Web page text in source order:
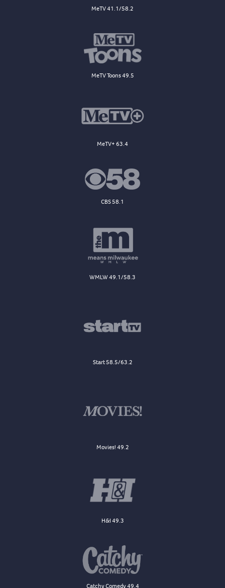
MeTV 41.1/58.2
MeTV Toons 49.5
MeTV+ 63.4
CBS 58.1
WMLW 49.1/58.3
Start 58.5/63.2
Movies! 49.2
H&I 49.3
Catchy Comedy 49.4